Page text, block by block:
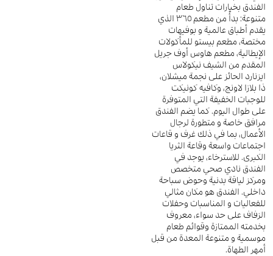
الفندق بخيارات تناول طعام
متنوعة: بدأً من مطعم ٣٦٥ الذي
يقدم أطباق عالمية و بوفيهات
مختصة، مطعم بيستو للمأكولات
الإيطالية، مطعم هاوس أوف جريل
المقدم من الشيف نيكولاس
ايزنارد الحائز على نجمة ميشلان،
ذا بلازا لاونج، وكافيه كونيكت
للوجبات الخفيفة التي المتوفرة
على طوال اليوم. كما يضم الفندق
مرافق خاصة و متطورة لرجال
الأعمال، بما في ذلك غرف و قاعات
اجتماعات واسعة وقاعة الثريا
الكبرى. للاسترخاء، يوجد في
الفندق نادي صحي متخصص
ومركز لياقة بدنية وحوض سباحة
داخلي. الفندق هو مكان مثالي
للفعاليات و المناسبات وحفلات
الزفاف على حد سواء، معروف
بخدمته الممتازة وقوائم طعام
موسمية و متنوعة المعدة من قبل
أمهر الطهاة.